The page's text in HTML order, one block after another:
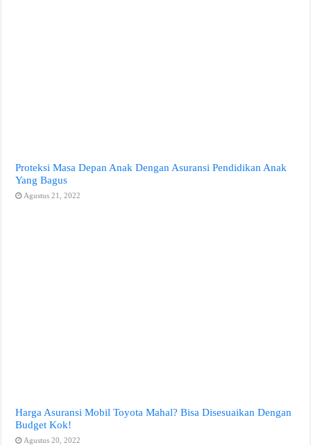
Proteksi Masa Depan Anak Dengan Asuransi Pendidikan Anak
Yang Bagus
Agustus 21, 2022
Harga Asuransi Mobil Toyota Mahal? Bisa Disesuaikan Dengan
Budget Kok!
Agustus 20, 2022